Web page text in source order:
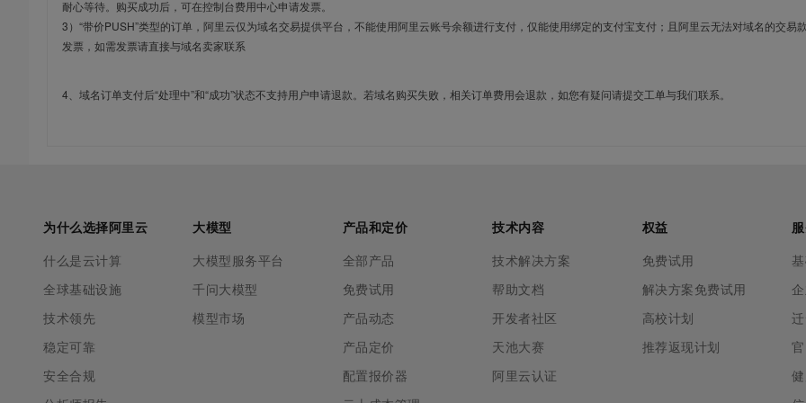
耐心等待。购买成功后，可在控制台费用中心申请发票。
3）“带价PUSH”类型的订单，阿里云仅为域名交易提供平台，不能使用阿里云账号余额进行支付，仅能使用绑定的支付宝支付；且阿里云无法对域名的交易
发票，如需发票请直接与域名卖家联系
4、域名订单支付后“处理中”和“成功”状态不支持用户申请退款。若域名购买失败，相关订单费用会退款，如您有疑问请提交工单与我们联系。